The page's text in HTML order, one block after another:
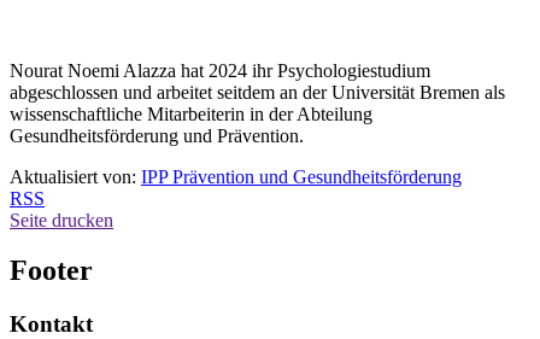
Nourat Noemi Alazza hat 2024 ihr Psychologiestudium
abgeschlossen und arbeitet seitdem an der Universität Bremen als
wissenschaftliche Mitarbeiterin in der Abteilung
Gesundheitsförderung und Prävention.
Aktualisiert von: IPP Prävention und Gesundheitsförderung
RSS
Seite drucken
Footer
Kontakt